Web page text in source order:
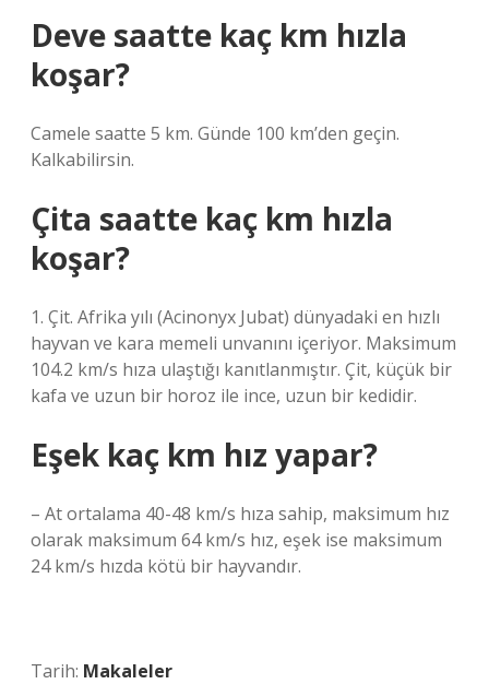
Deve saatte kaç km hızla
koşar?
Camele saatte 5 km. Günde 100 km’den geçin.
Kalkabilirsin.
Çita saatte kaç km hızla
koşar?
1. Çit. Afrika yılı (Acinonyx Jubat) dünyadaki en hızlı
hayvan ve kara memeli unvanını içeriyor. Maksimum
104.2 km/s hıza ulaştığı kanıtlanmıştır. Çit, küçük bir
kafa ve uzun bir horoz ile ince, uzun bir kedidir.
Eşek kaç km hız yapar?
– At ortalama 40-48 km/s hıza sahip, maksimum hız
olarak maksimum 64 km/s hız, eşek ise maksimum
24 km/s hızda kötü bir hayvandır.
Tarih: Makaleler